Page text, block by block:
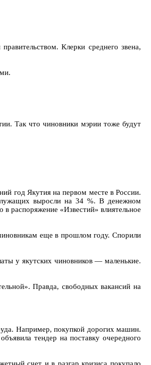
Клерки среднего звена,
Так что чиновники мэрии тоже будут
год Якутия на первом месте в России.
выросли на 34 %. В денежном
распоряжение «Известий» влиятельное
еще в прошлом году. Спорили
у якутских чиновников — маленькие.
Правда, свободных вакансий на
Например, покупкой дорогих машин.
тендер на поставку очередного